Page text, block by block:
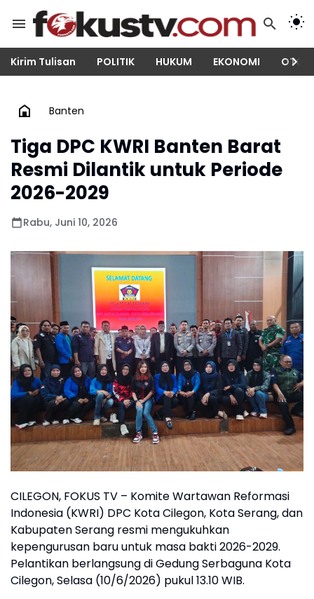
Kirim Tulisan POLITIK HUKUM EKONOMI
Banten
Tiga DPC KWRI Banten Barat
Resmi Dilantik untuk Periode
2026-2029
Rabu, Juni 10, 2026
CILEGON, FOKUS TV – Komite Wartawan Reformasi
Indonesia (KWRI) DPC Kota Cilegon, Kota Serang, dan
Kabupaten Serang resmi mengukuhkan
kepengurusan baru untuk masa bakti 2026-2029.
Pelantikan berlangsung di Gedung Serbaguna Kota
Cilegon, Selasa (10/6/2026) pukul 13.10 WIB.